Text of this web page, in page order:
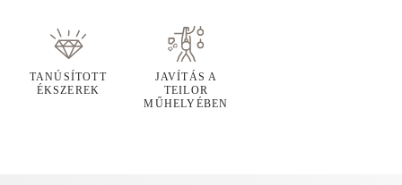
TANÚSÍTOTT
ÉKSZEREK
JAVÍTÁS A
TEILOR
MŰHELYÉBEN